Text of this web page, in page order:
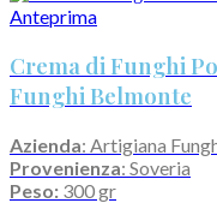
Anteprima
Crema di Funghi
Funghi Belmonte
Azienda: Artigiana
Provenienza: Soveria
Peso: 300 gr